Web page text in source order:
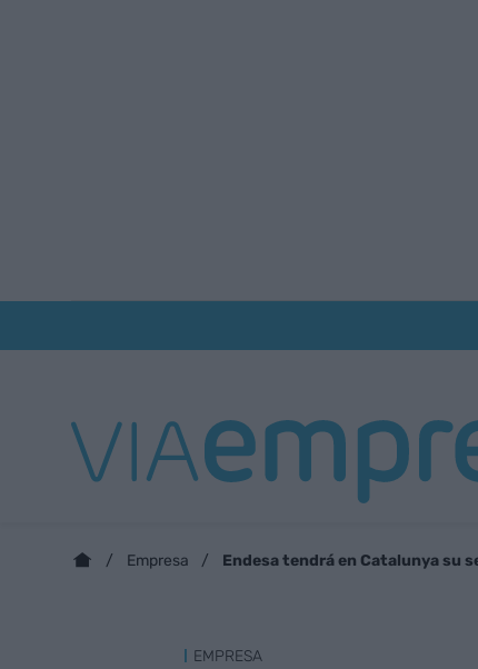
Empresa Endesa tendrá en Catalunya su
EMPRESA